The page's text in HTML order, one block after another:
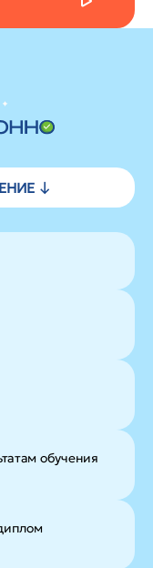
↓
обучения